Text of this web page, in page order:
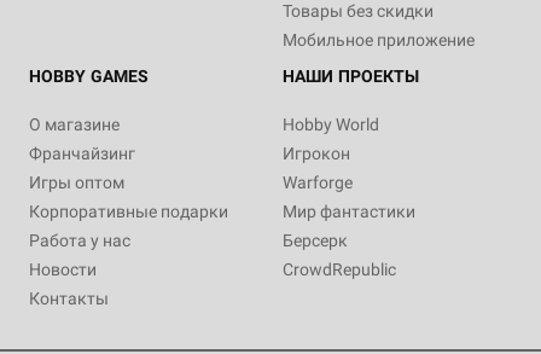
Товары без скидки
Мобильное приложение
HOBBY GAMES
О магазине
Франчайзинг
Игры оптом
Корпоративные подарки
Работа у нас
Новости
Контакты
НАШИ ПРОЕКТЫ
Hobby World
Игрокон
Warforge
Мир фантастики
Берсерк
CrowdRepublic